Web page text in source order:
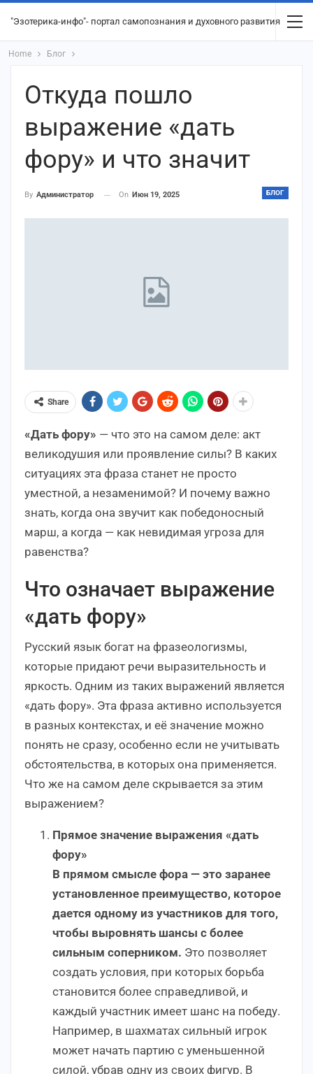
"Эзотерика-инфо"- портал самопознания и духовного развития
Home Блог
Откуда пошло
выражение «дать
фору» и что значит
БЛОГ
By Администратор On Июн 19, 2025
Share
«Дать фору» — что это на самом деле: акт
великодушия или проявление силы? В каких
ситуациях эта фраза станет не просто
уместной, а незаменимой? И почему важно
знать, когда она звучит как победоносный
марш, а когда — как невидимая угроза для
равенства?
Что означает выражение
«дать фору»
Русский язык богат на фразеологизмы,
которые придают речи выразительность и
яркость. Одним из таких выражений является
«дать фору». Эта фраза активно используется
в разных контекстах, и её значение можно
понять не сразу, особенно если не учитывать
обстоятельства, в которых она применяется.
Что же на самом деле скрывается за этим
выражением?
Прямое значение выражения «дать
фору»
В прямом смысле фора — это заранее
установленное преимущество, которое
дается одному из участников для того,
чтобы выровнять шансы с более
сильным соперником. Это позволяет
создать условия, при которых борьба
становится более справедливой, и
каждый участник имеет шанс на победу.
Например, в шахматах сильный игрок
может начать партию с уменьшенной
силой, убрав одну из своих фигур. В